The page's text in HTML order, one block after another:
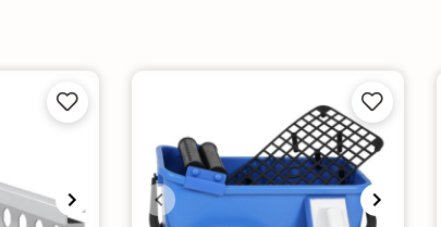
Destockage|
Carrelage salle de bain Livraison express
Carrelage sol cuisine|Carrelage WC

 
